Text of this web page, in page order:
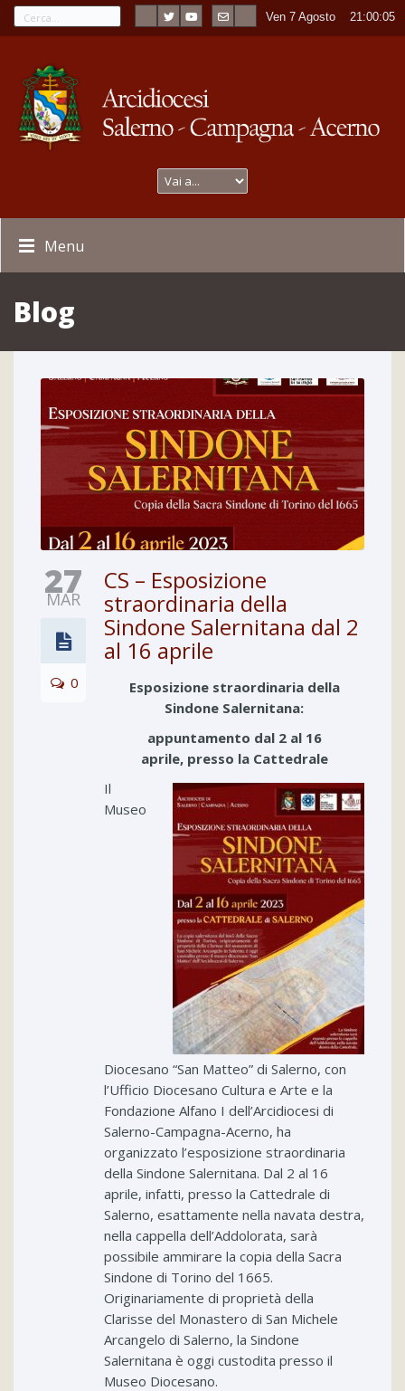
Ven 7 Agosto ----21:00:07
Menu
Blog
27
MAR
0
CS – Esposizione
straordinaria della
Sindone Salernitana dal 2
al 16 aprile
Esposizione straordinaria della
Sindone Salernitana:
appuntamento dal 2 al 16
aprile, presso la Cattedrale
Il
Museo
Diocesano “San Matteo” di Salerno, con
l’Ufficio Diocesano Cultura e Arte e la
Fondazione Alfano I dell’Arcidiocesi di
Salerno-Campagna-Acerno, ha
organizzato l’esposizione straordinaria
della Sindone Salernitana. Dal 2 al 16
aprile, infatti, presso la Cattedrale di
Salerno, esattamente nella navata destra,
nella cappella dell’Addolorata, sarà
possibile ammirare la copia della Sacra
Sindone di Torino del 1665.
Originariamente di proprietà della
Clarisse del Monastero di San Michele
Arcangelo di Salerno, la Sindone
Salernitana è oggi custodita presso il
Museo Diocesano.